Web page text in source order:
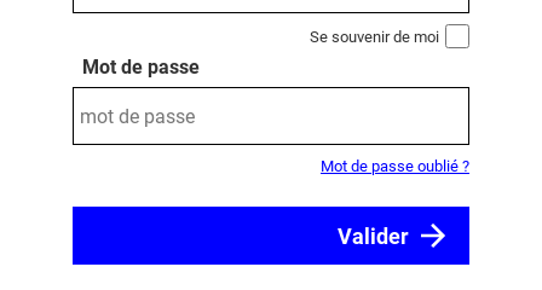
Se souvenir de moi
Mot de passe
Mot de passe oublié ?